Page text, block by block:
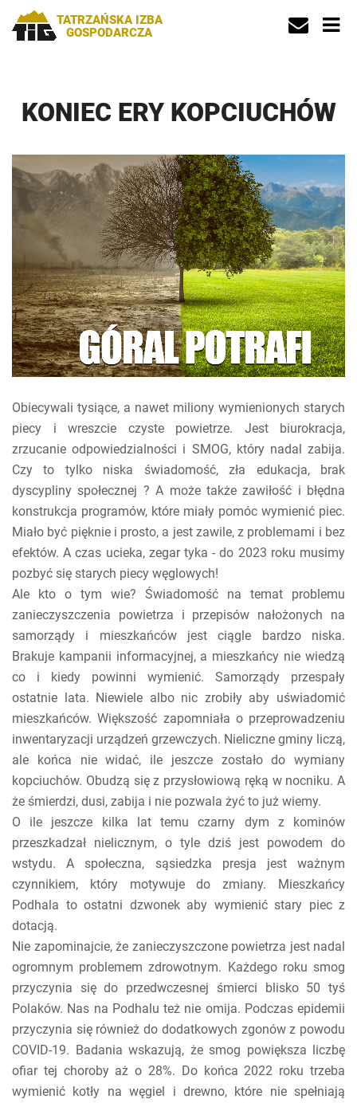
TATRZAŃSKA IZBA
GOSPODARCZA
KONIEC ERY KOPCIUCHÓW
Obiecywali tysiące, a nawet miliony wymienionych starych
piecy i wreszcie czyste powietrze. Jest biurokracja,
zrzucanie odpowiedzialności i SMOG, który nadal zabija.
Czy to tylko niska świadomość, zła edukacja, brak
dyscypliny społecznej ? A może także zawiłość i błędna
konstrukcja programów, które miały pomóc wymienić piec.
Miało być pięknie i prosto, a jest zawile, z problemami i bez
efektów. A czas ucieka, zegar tyka - do 2023 roku musimy
pozbyć się starych piecy węglowych!
Ale kto o tym wie? Świadomość na temat problemu
zanieczyszczenia powietrza i przepisów nałożonych na
samorządy i mieszkańców jest ciągle bardzo niska.
Brakuje kampanii informacyjnej, a mieszkańcy nie wiedzą
co i kiedy powinni wymienić. Samorządy przespały
ostatnie lata. Niewiele albo nic zrobiły aby uświadomić
mieszkańców. Większość zapomniała o przeprowadzeniu
inwentaryzacji urządzeń grzewczych. Nieliczne gminy liczą,
ale końca nie widać, ile jeszcze zostało do wymiany
kopciuchów. Obudzą się z przysłowiową ręką w nocniku. A
że śmierdzi, dusi, zabija i nie pozwala żyć to już wiemy.
O ile jeszcze kilka lat temu czarny dym z kominów
przeszkadzał nielicznym, o tyle dziś jest powodem do
wstydu. A społeczna, sąsiedzka presja jest ważnym
czynnikiem, który motywuje do zmiany. Mieszkańcy
Podhala to ostatni dzwonek aby wymienić stary piec z
dotacją.
Nie zapominajcie, że zanieczyszczone powietrza jest nadal
ogromnym problemem zdrowotnym. Każdego roku smog
przyczynia się do przedwczesnej śmierci blisko 50 tyś
Polaków. Nas na Podhalu też nie omija. Podczas epidemii
przyczynia się również do dodatkowych zgonów z powodu
COVID-19. Badania wskazują, że smog powiększa liczbę
ofiar tej choroby aż o 28%. Do końca 2022 roku trzeba
wymienić kotły na węgiel i drewno, które nie spełniają